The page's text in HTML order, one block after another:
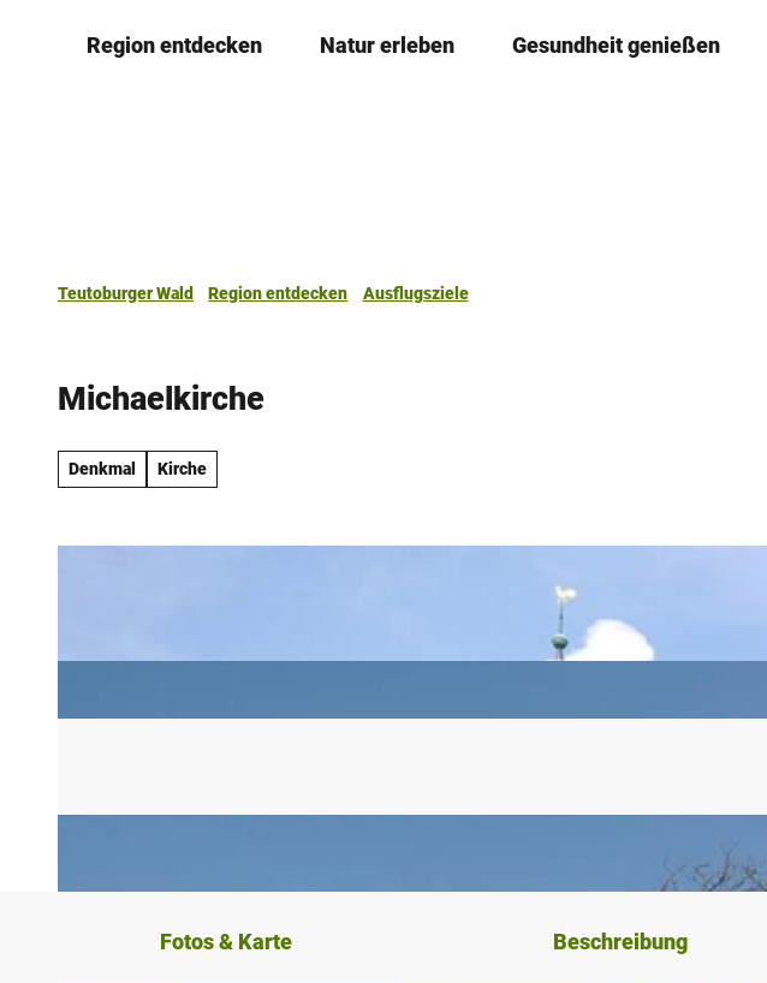
Region entdecken Natur erleben Gesundheit genießen
Teutoburger Wald Region entdecken
Ausflugsziele
Michaelkirche
Denkmal Kirche
Fotos & Karte Beschreibung